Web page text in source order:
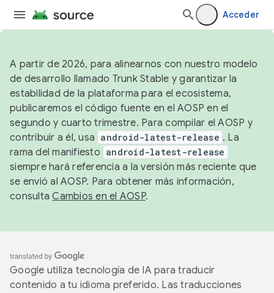
Acceder
A partir de 2026, para alinearnos con nuestro modelo
de desarrollo llamado Trunk Stable y garantizar la
estabilidad de la plataforma para el ecosistema,
publicaremos el código fuente en el AOSP en el
segundo y cuarto trimestre. Para compilar el AOSP y
contribuir a él, usa android-latest-release . La
rama del manifiesto android-latest-release
siempre hará referencia a la versión más reciente que
se envió al AOSP. Para obtener más información,
consultaCambios en el AOSP.
Google utiliza tecnología de IA para traducir
contenido a tu idioma preferido. Las traducciones